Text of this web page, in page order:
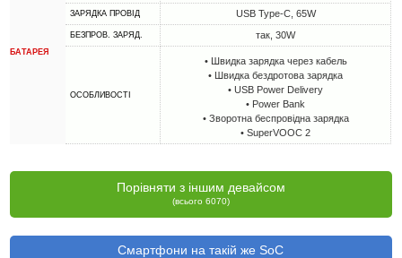
БАТАРЕЯ
ЗАРЯДКА ПРОВІД USB Type-C, 65W
БЕЗПРОВ. ЗАРЯД. так, 30W
ОСОБЛИВОСТІ
• Швидка зарядка через кабель
• Швидка бездротова зарядка
• USB Power Delivery
• Power Bank
• Зворотна беспровідна зарядка
• SuperVOOC 2
Порівняти з іншим девайсом
(всього 6070)
Смартфони на такій же SoC